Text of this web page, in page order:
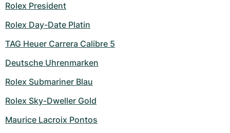
Rolex President
Rolex Day-Date Platin
TAG Heuer Carrera Calibre 5
Deutsche Uhrenmarken
Rolex Submariner Blau
Rolex Sky-Dweller Gold
Maurice Lacroix Pontos